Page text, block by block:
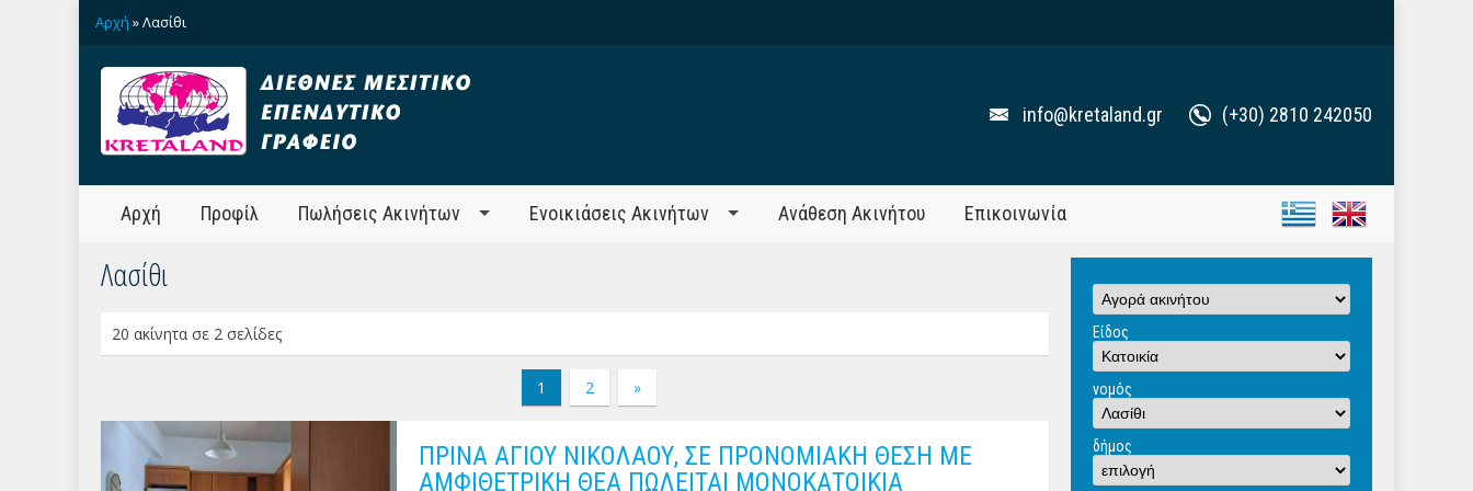
Αρχή » Λασίθι
info@kretaland.gr (+30) 2810 242050
Αρχή Προφίλ Πωλήσεις Ακινήτων Ενοικιάσεις Ακινήτων Ανάθεση Ακινήτου Επικοινωνία
Λασίθι
20 ακίνητα σε 2 σελίδες
1 2 »
ΠΡΙΝΑ ΑΓΙΟΥ ΝΙΚΟΛΑΟΥ, ΣΕ ΠΡΟΝΟΜΙΑΚΗ ΘΕΣΗ ΜΕ
ΑΜΦΙΘΕΤΡΙΚΗ ΘΕΑ ΠΩΛΕΙΤΑΙ ΜΟΝΟΚΑΤΟΙΚΙΑ
Είδος
νομός
δήμος